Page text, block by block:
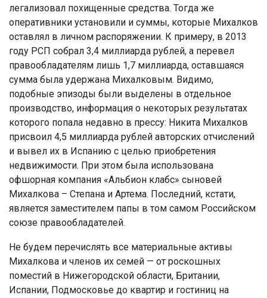
легализовал похищенные средства. Тогда же
оперативники установили и суммы, которые Михалков
оставлял в личном распоряжении. К примеру, в 2013
году РСП собрал 3,4 миллиарда рублей, а перевел
правообладателям лишь 1,7 миллиарда, оставшаяся
сумма была удержана Михалковым. Видимо,
подобные эпизоды были выделены в отдельное
производство, информация о некоторых результатах
которого попала недавно в прессу: Никита Михалков
присвоил 4,5 миллиарда рублей авторских отчислений
и вывел их в Испанию с целью приобретения
недвижимости. При этом была использована
офшорная компания «Альбион клабс» сыновей
Михалкова – Степана и Артема. Последний, кстати,
является заместителем папы в том самом Российском
союзе правообладателей.
Не будем перечислять все материальные активы
Михалкова и членов их семей — от роскошных
поместий в Нижегородской области, Британии,
Испании, Подмосковье до квартир и гостиниц на